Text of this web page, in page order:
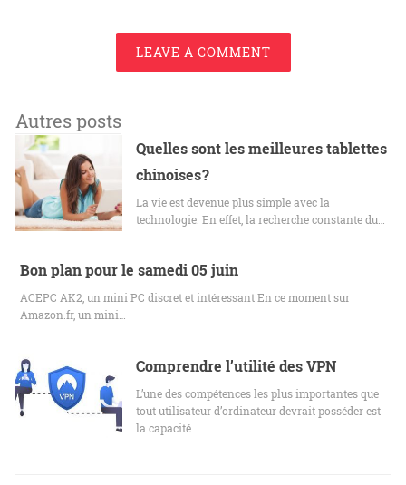
LEAVE A COMMENT
Autres posts
Quelles sont les meilleures tablettes
chinoises ?
La vie est devenue plus simple avec la
technologie. En effet, la recherche constante du…
Bon plan pour le samedi 05 juin
ACEPC AK2, un mini PC discret et intéressant En ce moment sur
Amazon.fr, un mini…
Comprendre l’utilité des VPN
L’une des compétences les plus importantes que
tout utilisateur d’ordinateur devrait posséder est
la capacité…